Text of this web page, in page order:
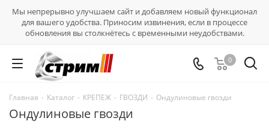
Мы непрерывно улучшаем сайт и добавляем новый функционал
для вашего удобства. Приносим извинения, если в процессе
обновления вы столкнётесь с временными неудобствами.
0
Главная - Каталог - КРЕПЕЖ - ГВОЗДИ - Ондулиновые гвозди
Ондулиновые гвозди